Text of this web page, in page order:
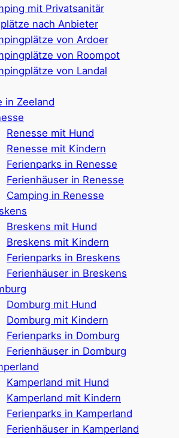
mit Privatsanitär
nach Anbieter
von Ardoer
von Roompot
von Landal
in Zeeland
Renesse mit Hund
Renesse mit Kindern
Ferienparks in Renesse
Ferienhäuser in Renesse
Camping in Renesse
Breskens mit Hund
Breskens mit Kindern
Ferienparks in Breskens
Ferienhäuser in Breskens
Domburg mit Hund
Domburg mit Kindern
Ferienparks in Domburg
Ferienhäuser in Domburg
Kamperland mit Hund
Kamperland mit Kindern
Ferienparks in Kamperland
Ferienhäuser in Kamperland